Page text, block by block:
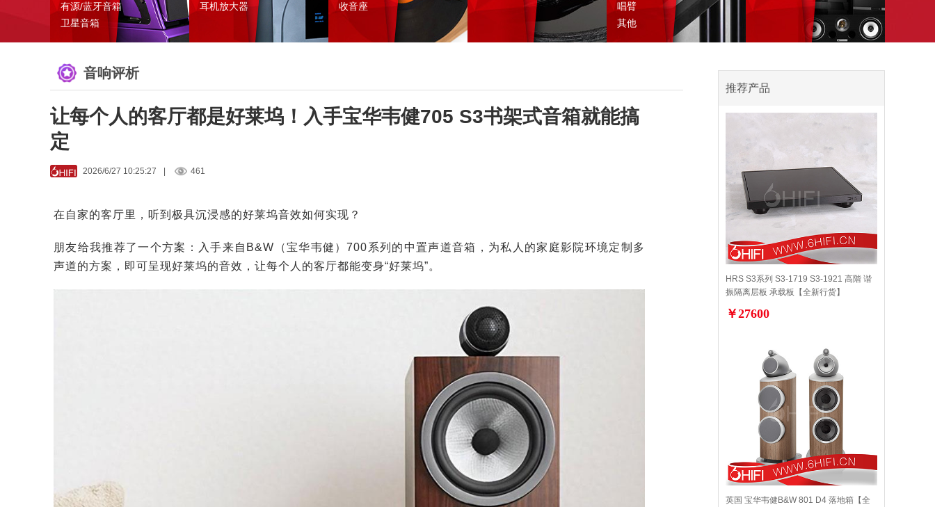
有源/蓝牙音箱
卫星音箱
耳机放大器
收音座
唱臂
其他
音响评析
让每个人的客厅都是好莱坞！入手宝华韦健705 S3书架式音箱就能搞
定
2026/6/27 10:25:27 461
在自家的客厅里，听到极具沉浸感的好莱坞音效如何实现？
朋友给我推荐了一个方案：入手来自B&W（宝华韦健）700系列的中置声道音箱，为私人的家庭影院环境定制多
声道的方案，即可呈现好莱坞的音效，让每个人的客厅都能变身“好莱坞”。
推荐产品
HRS S3系列 S3-1719 S3-1921 高階 谐
振隔离层板 承载板【全新行货】
￥27600
英国 宝华韦健B&W 801 D4 落地箱【全